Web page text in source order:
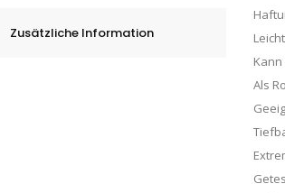
Zusätzliche Information
Als